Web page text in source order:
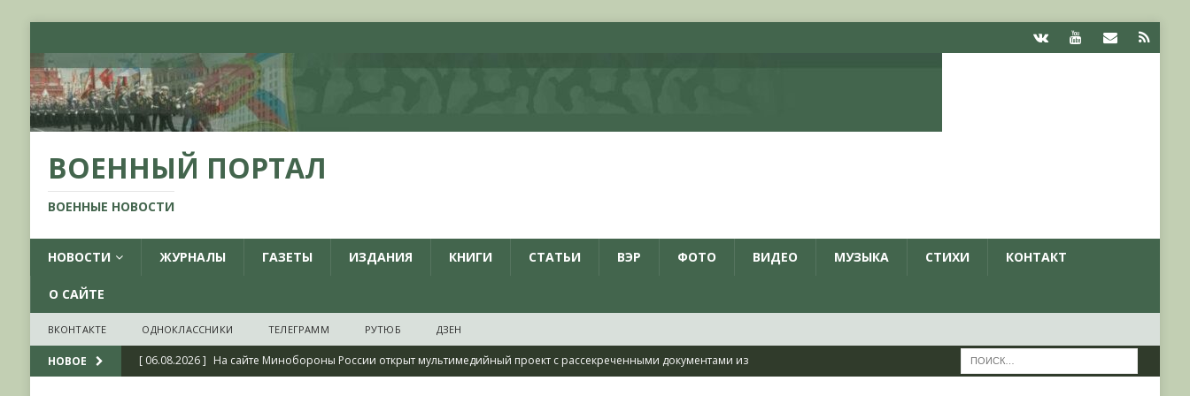
ВОЕННЫЙ ПОРТАЛ
ВОЕННЫЕ НОВОСТИ
НОВОСТИ ЖУРНАЛЫ ГАЗЕТЫ ИЗДАНИЯ КНИГИ СТАТЬИ ВЭР ФОТО ВИДЕО МУЗЫКА СТИХИ КОНТАКТ
О САЙТЕ
ВКОНТАКТЕ ОДНОКЛАССНИКИ ТЕЛЕГРАММ РУТЮБ ДЗЕН
НОВОЕ [ 06.08.2026 ] На сайте Минобороны России открыт мультимедийный проект с рассекреченными документами из